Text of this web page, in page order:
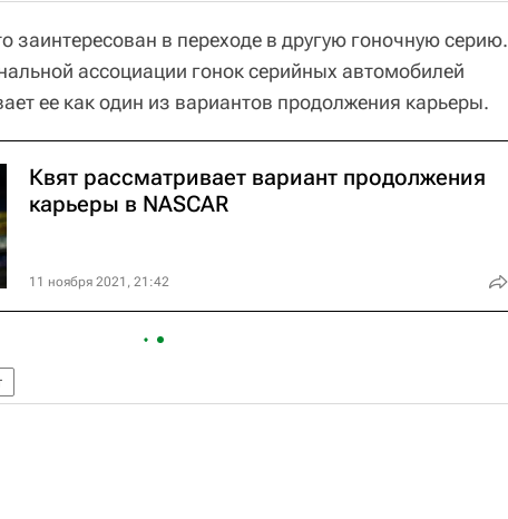
заинтересован в переходе в другую гоночную серию.
ассоциации гонок серийных автомобилей
ее как один из вариантов продолжения карьеры.
Квят рассматривает вариант продолжения
карьеры в NASCAR
11 ноября 2021, 21:42